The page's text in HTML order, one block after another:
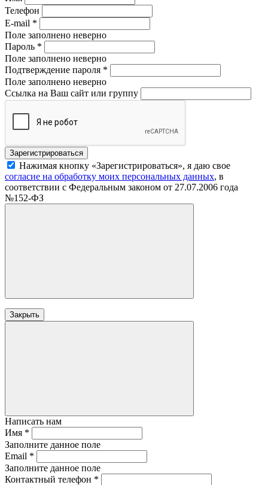
Телефон
E-mail *
Поле заполнено неверно
Пароль *
Поле заполнено неверно
Подтверждение пароля *
Поле заполнено неверно
Ссылка на Ваш сайт или группу
Нажимая кнопку «Зарегистрироваться», я даю свое
согласие на обработку моих персональных данных, в
соответствии с Федеральным законом от 27.07.2006 года
№152-ФЗ
Закрыть
Написать нам
Имя *
Заполните данное поле
Email *
Заполните данное поле
Контактный телефон *